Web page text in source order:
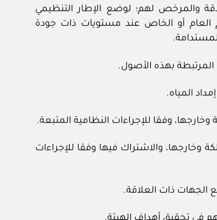
والمرخص لهم؛ لوضع الإطار التنظيمي
العام أو الخاص عند مستويات ذات جودة
وخارجها، والاشتراك فيها وفقا للإجراءات